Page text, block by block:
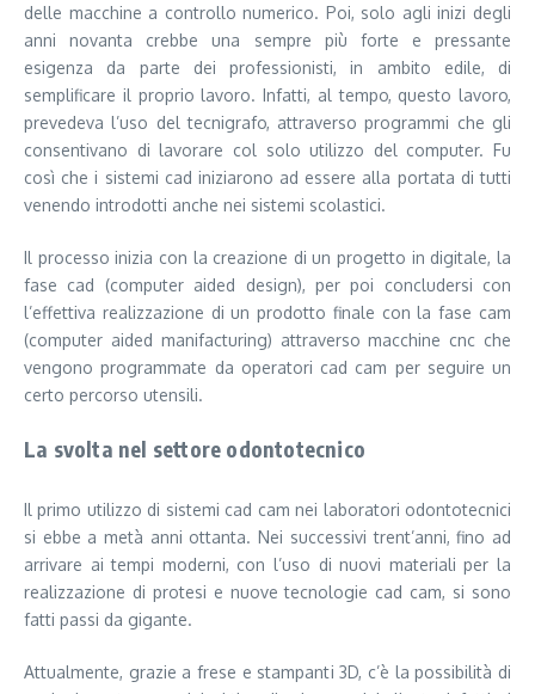
delle macchine a controllo numerico. Poi, solo agli inizi degli
anni novanta crebbe una sempre più forte e pressante
esigenza da parte dei professionisti, in ambito edile, di
semplificare il proprio lavoro. Infatti, al tempo, questo lavoro,
prevedeva l’uso del tecnigrafo, attraverso programmi che gli
consentivano di lavorare col solo utilizzo del computer. Fu
così che i sistemi cad iniziarono ad essere alla portata di tutti
venendo introdotti anche nei sistemi scolastici.
Il processo inizia con la creazione di un progetto in digitale, la
fase cad (computer aided design), per poi concludersi con
l’effettiva realizzazione di un prodotto finale con la fase cam
(computer aided manifacturing) attraverso macchine cnc che
vengono programmate da operatori cad cam per seguire un
certo percorso utensili.
La svolta nel settore odontotecnico
Il primo utilizzo di sistemi cad cam nei laboratori odontotecnici
si ebbe a metà anni ottanta. Nei successivi trent’anni, fino ad
arrivare ai tempi moderni, con l’uso di nuovi materiali per la
realizzazione di protesi e nuove tecnologie cad cam, si sono
fatti passi da gigante.
Attualmente, grazie a frese e stampanti 3D, c’è la possibilità di